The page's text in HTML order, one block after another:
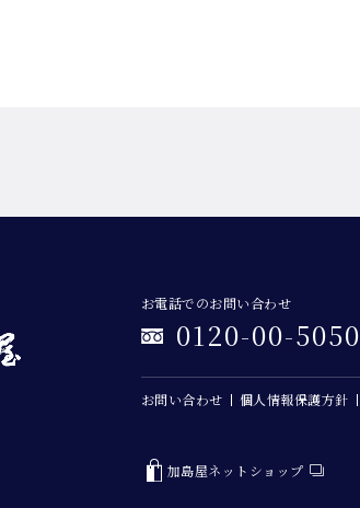
お電話でのお問い合わせ
0120-00-5050
お問い合わせ 個人情報保護方針
加島屋ネットショップ